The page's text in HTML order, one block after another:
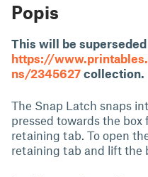
Popis
This will be
https://
ns/2345627 collection.
The Snap Latch snaps
pressed towards the box
retaining tab. To open
retaining tab and lift the